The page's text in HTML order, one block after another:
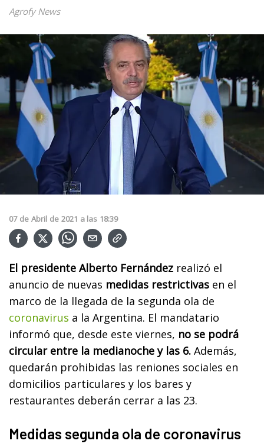
Agrofy News
07 de Abril de 2021 a las 18:39
El presidente Alberto Fernández realizó el
anuncio de nuevas medidas restrictivas en el
marco de la llegada de la segunda ola de
coronavirus a la Argentina. El mandatario
informó que, desde este viernes, no se podrá
circular entre la medianoche y las 6. Además,
quedarán prohibidas las reniones sociales en
domicilios particulares y los bares y
restaurantes deberán cerrar a las 23.
Medidas segunda ola de coronavirus